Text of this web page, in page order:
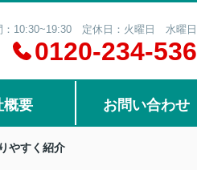
：10:30~19:30 定休日：火曜日 水曜日
0120-234-536
概要 お問い合わせ
やすく紹介